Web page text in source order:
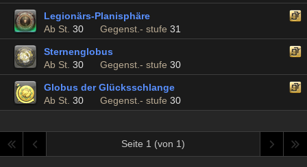
Legionärs-Planisphäre
Ab St. 30 Gegenst.- stufe 31
Sternenglobus
Ab St. 30 Gegenst.- stufe 30
Globus der Glücksschlange
Ab St. 30 Gegenst.- stufe 30
Seite 1 (von 1)